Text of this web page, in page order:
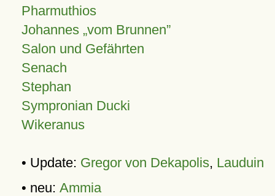
Pharmuthios
Johannes vom Brunnen
Salon und Gefährten
Senach
Stephan
Sympronian Ducki
Wikeranus
• Update: Gregor von Dekapolis, Lauduin
• neu: Ammia